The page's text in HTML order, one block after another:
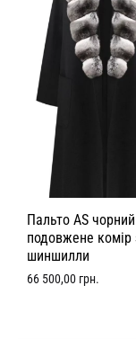
Пальто AS чорний
подовжене комір
шиншилли
66 500,00 грн.